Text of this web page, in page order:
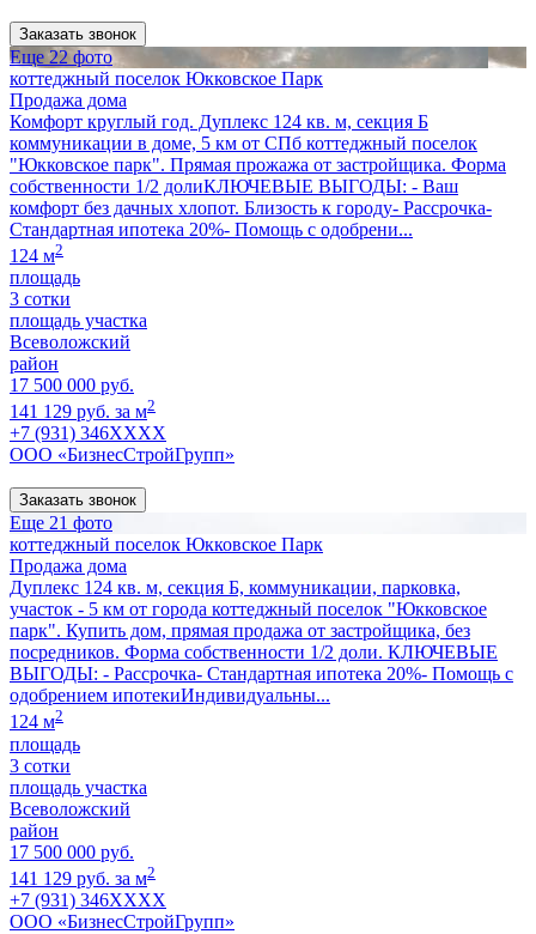
Заказать звонок
Еще 22 фото
коттеджный поселок Юкковское Парк
Продажа дома
Комфорт круглый год. Дуплекс 124 кв. м, секция Б
коммуникации в доме, 5 км от СПб коттеджный поселок
"Юкковское парк". Прямая прожажа от застройщика. Форма
собственности 1/2 долиКЛЮЧЕВЫЕ ВЫГОДЫ: - Ваш
комфорт без дачных хлопот. Близость к городу- Рассрочка-
Стандартная ипотека 20%- Помощь с одобрени...
124 м2
площадь
3 сотки
площадь участка
Всеволожский
район
17 500 000 руб.
141 129 руб. за м2
+7 (931) 346XXXX
ООО «БизнесСтройГрупп»
Заказать звонок
Еще 21 фото
коттеджный поселок Юкковское Парк
Продажа дома
Дуплекс 124 кв. м, секция Б, коммуникации, парковка,
участок - 5 км от города коттеджный поселок "Юкковское
парк". Купить дом, прямая продажа от застройщика, без
посредников. Форма собственности 1/2 доли. КЛЮЧЕВЫЕ
ВЫГОДЫ: - Рассрочка- Стандартная ипотека 20%- Помощь с
одобрением ипотекиИндивидуальны...
124 м2
площадь
3 сотки
площадь участка
Всеволожский
район
17 500 000 руб.
141 129 руб. за м2
+7 (931) 346XXXX
ООО «БизнесСтройГрупп»